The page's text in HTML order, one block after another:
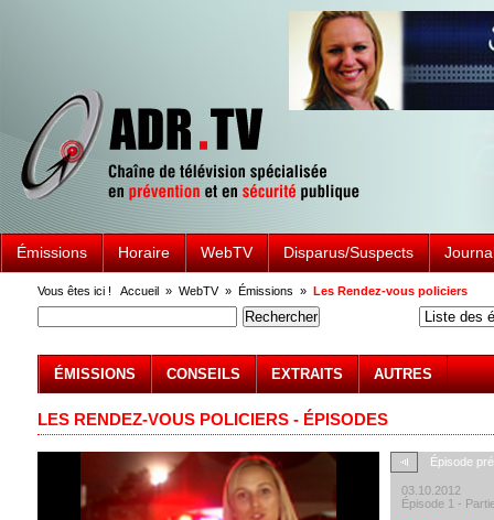
Émissions Horaire WebTV Disparus/Suspects
Vous êtes ici ! Accueil » WebTV» Émissions » Les Rendez-vous policiers
ÉMISSIONS CONSEILS EXTRAITS AUTRES
LES RENDEZ-VOUS POLICIERS - ÉPISODES
Épisode
03.10.2012
Épisode 1 -